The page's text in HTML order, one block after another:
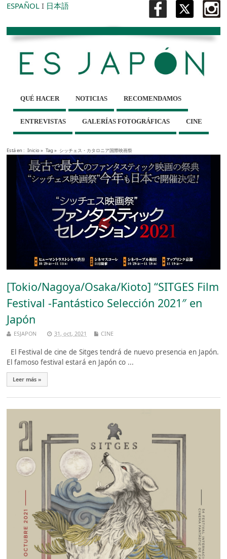
ESPAÑOL I 日本語
QUÉ HACER NOTICIAS RECOMENDAMOS
ENTREVISTAS GALERÍAS FOTOGRÁFICAS CINE
Está en : Inicio» Tag » シッチェス・カタロニア国際映画祭
[Tokio/Nagoya/Osaka/Kioto] “SITGES Film
Festival -Fantástico Selección 2021″ en
Japón
ESJAPON 31, oct, 2021 CINE
El Festival de cine de Sitges tendrá de nuevo presencia en Japón.
El famoso festival estará en Japón co ...
Leer más »